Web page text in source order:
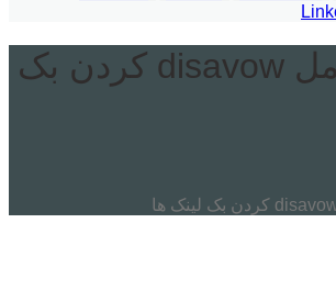
آموزش کامل disavow کردن بک